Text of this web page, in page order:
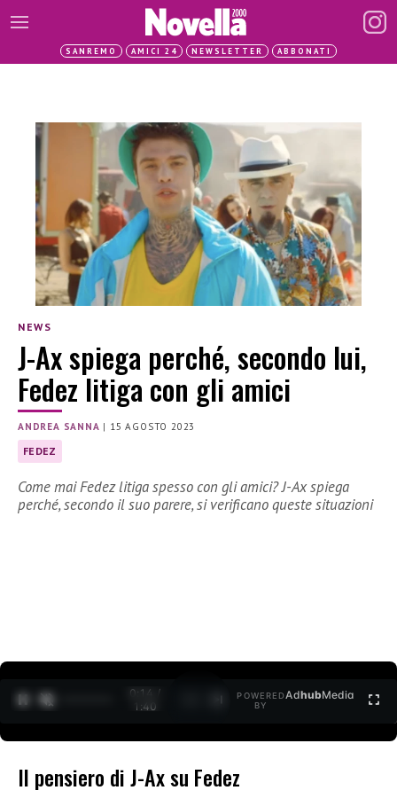
SANREMO AMICI 24 NEWSLETTER ABBONATI
NEWS
J-Ax spiega perché, secondo lui,
Fedez litiga con gli amici
ANDREA SANNA | 15 AGOSTO 2023
FEDEZ
Come mai Fedez litiga spesso con gli amici? J-Ax spiega
perché, secondo il suo parere, si verificano queste situazioni
0:15 /
1:40
POWERED
BY
AdhubMedia
Il pensiero di J-Ax su Fedez